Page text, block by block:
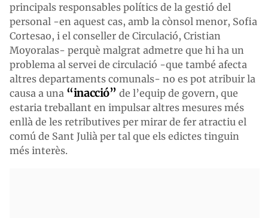
principals responsables polítics de la gestió del
personal -en aquest cas, amb la cònsol menor, Sofia
Cortesao, i el conseller de Circulació, Cristian
Moyoralas- perquè malgrat admetre que hi ha un
problema al servei de circulació -que també afecta
altres departaments comunals- no es pot atribuir la
causa a una “inacció” de l’equip de govern, que
estaria treballant en impulsar altres mesures més
enllà de les retributives per mirar de fer atractiu el
comú de Sant Julià per tal que els edictes tinguin
més interès.